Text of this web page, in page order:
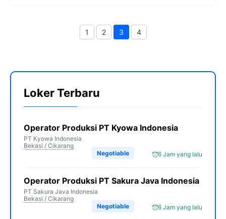
Page
1 Page
2 Page
3 4
Loker Terbaru
Operator Produksi PT Kyowa Indonesia
PT Kyowa Indonesia
Bekasi / Cikarang
6 Jam yang lalu
Negotiable
Operator Produksi PT Sakura Java Indonesia
PT Sakura Java Indonesia
Bekasi / Cikarang
6 Jam yang lalu
Negotiable